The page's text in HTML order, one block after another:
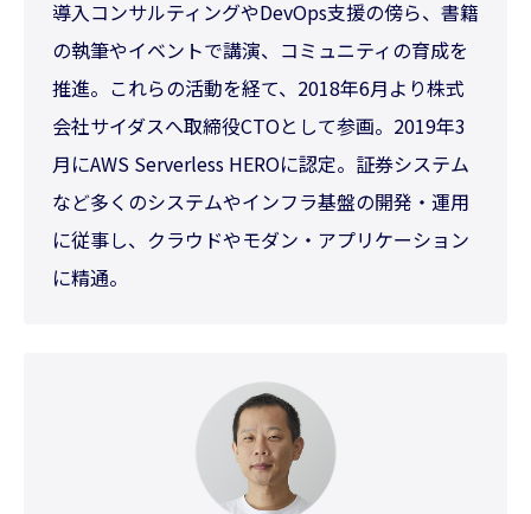
導入コンサルティングやDevOps支援の傍ら、書籍
の執筆やイベントで講演、コミュニティの育成を
推進。これらの活動を経て、2018年6月より株式
会社サイダスへ取締役CTOとして参画。2019年3
月にAWS Serverless HEROに認定。証券システム
など多くのシステムやインフラ基盤の開発・運用
に従事し、クラウドやモダン・アプリケーション
に精通。